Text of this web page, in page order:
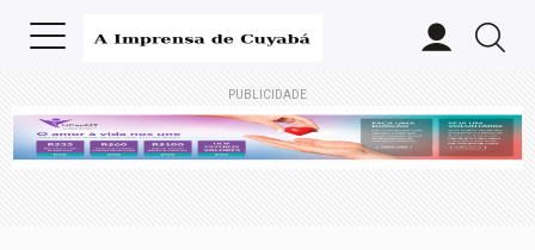
PUBLICIDADE